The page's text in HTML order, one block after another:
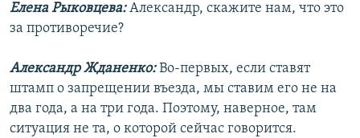
Елена Рыковцева:Александр, скажите нам, что это
за противоречие?
Александр Жданенко:Во-первых, если ставят
штамп о запрещении въезда, мы ставим его не на
два года, а на три года. Поэтому, наверное, там
ситуация не та, о которой сейчас говорится.